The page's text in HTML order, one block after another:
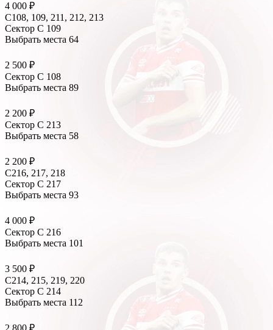
4 000 ₽
С108, 109, 211, 212, 213
Сектор C 109
Выбрать места 64
2 500 ₽
Сектор C 108
Выбрать места 89
2 200 ₽
Сектор C 213
Выбрать места 58
2 200 ₽
С216, 217, 218
Сектор C 217
Выбрать места 93
4 000 ₽
Сектор C 216
Выбрать места 101
3 500 ₽
С214, 215, 219, 220
Сектор C 214
Выбрать места 112